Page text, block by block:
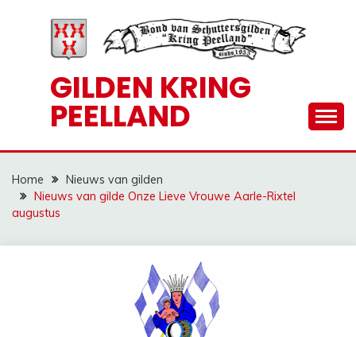
GILDEN KRING
PEELLAND
Home
Nieuws van gilden
Nieuws van gilde Onze Lieve Vrouwe Aarle-Rixtel
augustus